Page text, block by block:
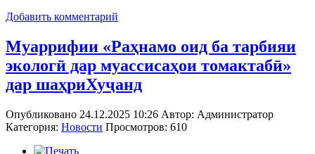
Добавить комментарий
Муаррифии «Раҳнамо оид ба тарбияи
экологӣ дар муассисаҳои томактабӣ»
дар шаҳриХуҷанд
Опубликовано 24.12.2025 10:26 Автор: Администратор
Категория: Новости Просмотров: 610